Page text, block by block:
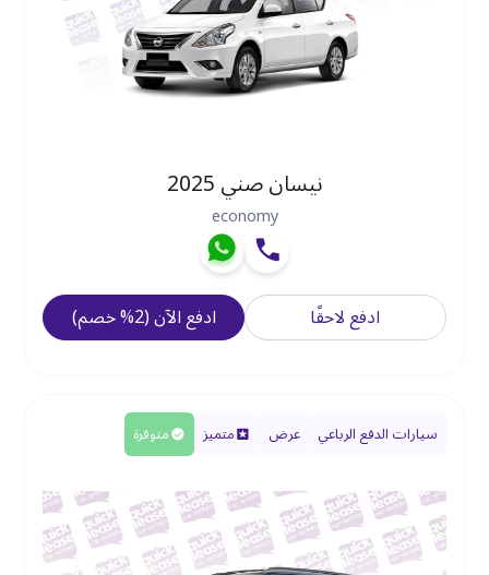
نيسان صني 2025
economy
ادفع لاحقًا ادفع الآن(
2
%خصم)
سيارات الدفع الرباعي عرض متميز متوفرة